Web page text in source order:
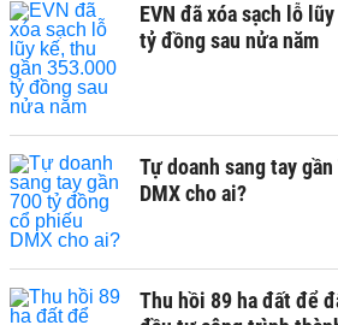
EVN đã xóa sạch lỗ
tỷ đồng sau nửa năm
Tự doanh sang tay
DMX cho ai?
Thu hồi 89 ha đất để